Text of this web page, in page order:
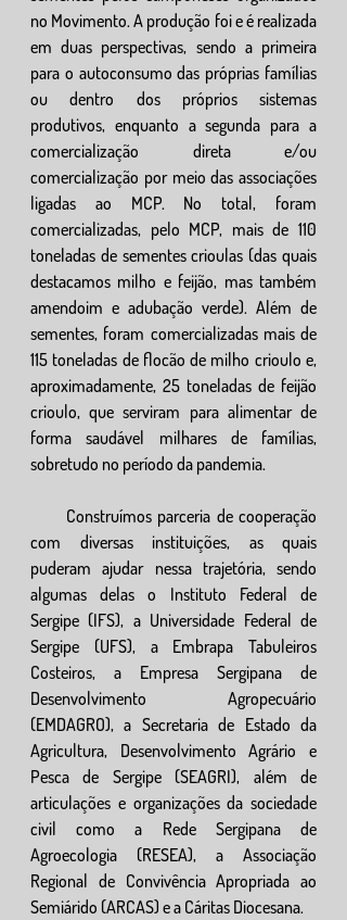
no Movimento. A produção foi e é realizada
em duas perspectivas, sendo a primeira
para o autoconsumo das próprias famílias
ou dentro dos próprios sistemas
produtivos, enquanto a segunda para a
comercialização direta e/ou
comercialização por meio das associações
ligadas ao MCP. No total, foram
comercializadas, pelo MCP, mais de 110
toneladas de sementes crioulas (das quais
destacamos milho e feijão, mas também
amendoim e adubação verde). Além de
sementes, foram comercializadas mais de
115 toneladas de flocão de milho crioulo e,
aproximadamente, 25 toneladas de feijão
crioulo, que serviram para alimentar de
forma saudável milhares de famílias,
sobretudo no período da pandemia.
com diversas instituições, as quais
puderam ajudar nessa trajetória, sendo
algumas delas o Instituto Federal de
Sergipe (IFS), a Universidade Federal de
Sergipe (UFS), a Embrapa Tabuleiros
Costeiros, a Empresa Sergipana de
Desenvolvimento Agropecuário
(EMDAGRO), a Secretaria de Estado da
Agricultura, Desenvolvimento Agrário e
Pesca de Sergipe (SEAGRI), além de
articulações e organizações da sociedade
civil como a Rede Sergipana de
Agroecologia (RESEA), a Associação
Regional de Convivência Apropriada ao
Semiárido (ARCAS) e a Cáritas Diocesana.